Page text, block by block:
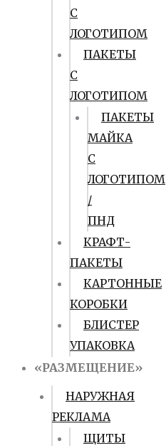
С
ЛОГОТИПОМ
ПАКЕТЫ
С
ЛОГОТИПОМ
ПАКЕТЫ
МАЙКА
С
ЛОГОТИПОМ
/
ПНД
КРАФТ-
ПАКЕТЫ
КАРТОННЫЕ
КОРОБКИ
БЛИСТЕР
УПАКОВКА
«РАЗМЕЩЕНИЕ»
НАРУЖНАЯ
РЕКЛАМА
ЩИТЫ